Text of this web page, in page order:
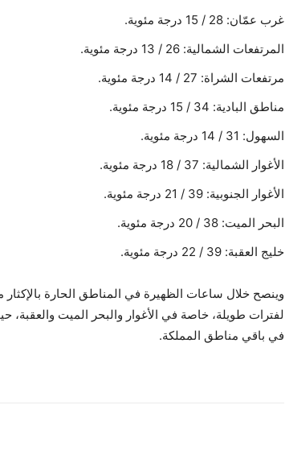
غرب عمّان: 28 / 15 درجة مئوية.
المرتفعات الشمالية: 26 / 13 درجة مئوية.
مرتفعات الشراة: 27 / 14 درجة مئوية.
مناطق البادية: 34 / 15 درجة مئوية.
السهول: 31 / 14 درجة مئوية.
الأغوار الشمالية: 37 / 18 درجة مئوية.
الأغوار الجنوبية: 39 / 21 درجة مئوية.
البحر الميت: 38 / 20 درجة مئوية.
خليج العقبة: 39 / 22 درجة مئوية.
وينصح خلال ساعات الظهيرة في المناطق الحارة
لفترات طويلة، خاصة في الأغوار والبحر الميت
في باقي مناطق المملكة.